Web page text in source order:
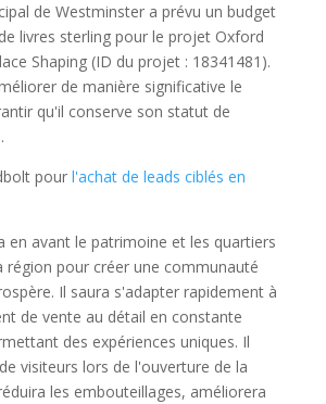
de Westminster a prévu un budget
livres sterling pour le projet Oxford
Shaping (ID du projet : 18341481).
de manière significative le
qu'il conserve son statut de
pour l'achat de leads ciblés en
en avant le patrimoine et les quartiers
région pour créer une communauté
Il saura s'adapter rapidement à
de vente au détail en constante
des expériences uniques. Il
visiteurs lors de l'ouverture de la
les embouteillages, améliorera